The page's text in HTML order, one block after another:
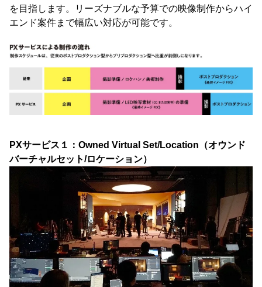
を目指します。リーズナブルな予算での映像制作からハイ
エンド案件まで幅広い対応が可能です。
PXサービス１：Owned Virtual Set/Location（オウンド
バーチャルセット/ロケーション）